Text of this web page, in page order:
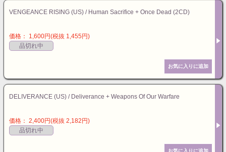
VENGEANCE RISING (US) / Human Sacrifice + Once Dead (2CD)
価格： 1,600円(税抜 1,455円)
品切れ中
DELIVERANCE (US) / Deliverance + Weapons Of Our Warfare
価格： 2,400円(税抜 2,182円)
品切れ中